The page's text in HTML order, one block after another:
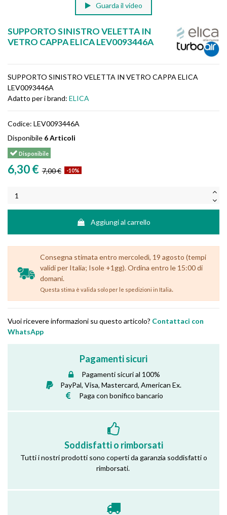
Guarda il video
SUPPORTO SINISTRO VELETTA IN
VETRO CAPPA ELICA LEV0093446A
SUPPORTO SINISTRO VELETTA IN VETRO CAPPA ELICA
LEV0093446A
Adatto per i brand: ELICA
Codice: LEV0093446A
Disponibile 6 Articoli
Disponibile
6,30 € 7,00 € -10%
Aggiungi al carrello
Consegna stimata entro mercoledì, 19 agosto (tempi
validi per Italia; Isole +1gg). Ordina entro le 15:00 di
domani.
Questa stima è valida solo per le spedizioni in Italia.
Vuoi ricevere informazioni su questo articolo? Contattaci con
WhatsApp
Pagamenti sicuri
Pagamenti sicuri al 100%
PayPal, Visa, Mastercard, American Ex.
Paga con bonifico bancario
Soddisfatti o rimborsati
Tutti i nostri prodotti sono coperti da garanzia soddisfatti o
rimborsati.